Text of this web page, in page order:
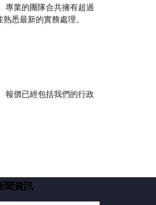
專業的團隊合共擁有超過
悉最新的實務處理。
報價已經包括我們的行政
聞資訊